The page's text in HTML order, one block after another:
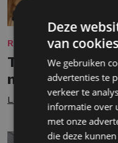
REKRUTERING
Terugblikken
maanden als
Lees meer
Deze
van
We gebruiken
advertenties te
verkeer te
informatie over
met onze
die deze